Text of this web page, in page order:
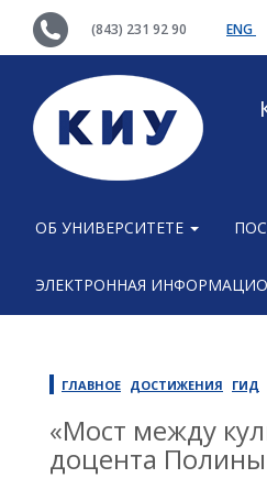
(843) 231 92 90 ENG
ОБ УНИВЕРСИТЕТЕ
ЭЛЕКТРОННАЯ
ГЛАВНОЕ ДОСТИЖЕНИЯ ГИД
«Мост между
доцента